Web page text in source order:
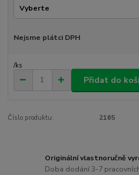
Nejsme plátci DPH
/ks
Přidat do
Číslo produktu: 2165
Originální vlastnoručně
Doba dodání 3-7